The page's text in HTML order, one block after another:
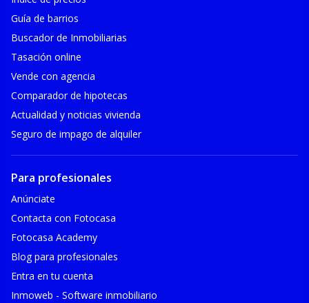
Guía de barrios
Buscador de Inmobiliarias
Tasación online
Vende con agencia
Comparador de hipotecas
Actualidad y noticias vivienda
Seguro de impago de alquiler
Para profesionales
Anúnciate
Contacta con Fotocasa
Fotocasa Academy
Blog para profesionales
Entra en tu cuenta
Inmoweb - Software inmobiliario